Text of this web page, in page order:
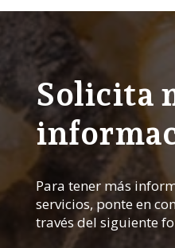
Solicita
Para tener más
servicios, ponte en
través del siguiente